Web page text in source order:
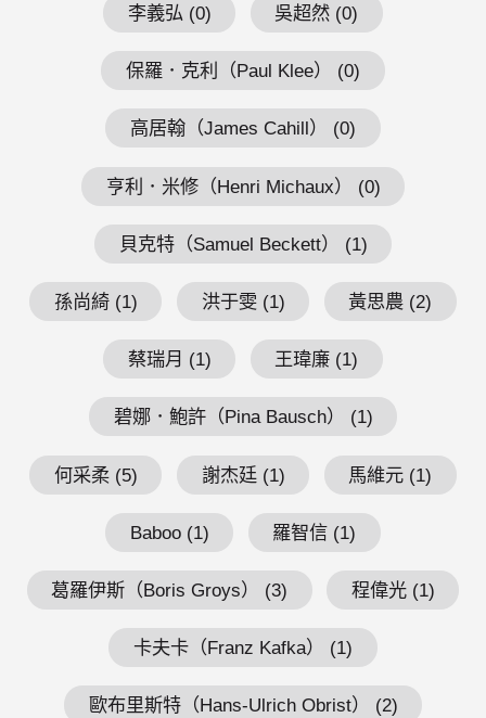
李義弘 (0) 吳超然 (0)
保羅．克利（Paul Klee） (0)
高居翰（James Cahill） (0)
亨利．米修（Henri Michaux） (0)
貝克特（Samuel Beckett） (1)
孫尚綺 (1) 洪于雯 (1) 黃思農 (2)
蔡瑞月 (1) 王瑋廉 (1)
碧娜．鮑許（Pina Bausch） (1)
何采柔 (5) 謝杰廷 (1) 馬維元 (1)
Baboo (1) 羅智信 (1)
葛羅伊斯（Boris Groys） (3) 程偉光 (1)
卡夫卡（Franz Kafka） (1)
歐布里斯特（Hans-Ulrich Obrist） (2)